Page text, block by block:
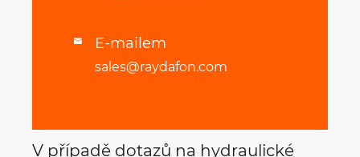
 E-mailem
sales@raydafon.com
V případě dotazů na hydraulické